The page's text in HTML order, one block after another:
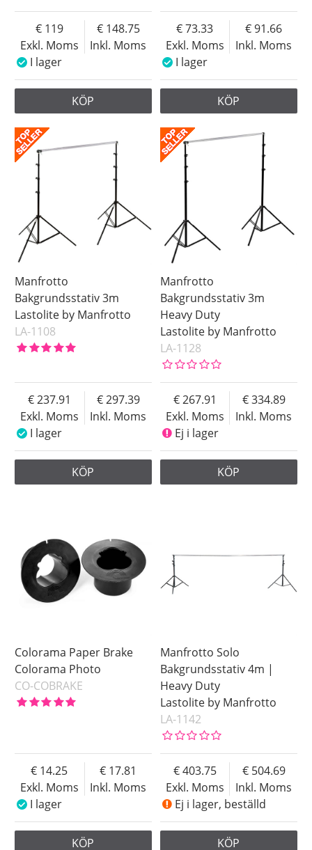
Exkl. Moms
119
Inkl. Moms
148.75
I lager
KÖP
Exkl. Moms
73.33
Inkl. Moms
91.66
I lager
KÖP
Manfrotto
Bakgrundsstativ 3m
Lastolite by Manfrotto
LA-1108
Exkl. Moms
237.91
Inkl. Moms
297.39
I lager
KÖP
Manfrotto
Bakgrundsstativ 3m
Heavy Duty
Lastolite by Manfrotto
LA-1128
Exkl. Moms
267.91
Inkl. Moms
334.89
Ej i lager
KÖP
Colorama Paper Brake
Colorama Photo
CO-COBRAKE
Exkl. Moms
14.25
Inkl. Moms
17.81
I lager
KÖP
Manfrotto Solo
Bakgrundsstativ 4m |
Heavy Duty
Lastolite by Manfrotto
LA-1142
Exkl. Moms
403.75
Inkl. Moms
504.69
Ej i lager, beställd
KÖP